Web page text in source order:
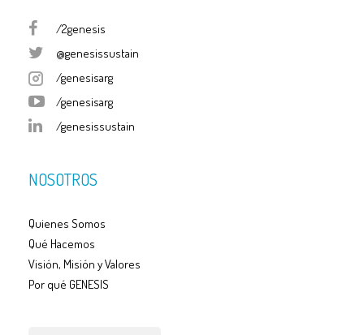
/2genesis
@genesissustain
/genesisarg
/genesisarg
/genesissustain
NOSOTROS
Quienes Somos
Qué Hacemos
Visión, Misión y Valores
Por qué GENESIS